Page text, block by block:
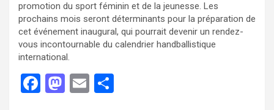
promotion du sport féminin et de la jeunesse. Les
prochains mois seront déterminants pour la préparation de
cet événement inaugural, qui pourrait devenir un rendez-
vous incontournable du calendrier handballistique
international.
F
M
E